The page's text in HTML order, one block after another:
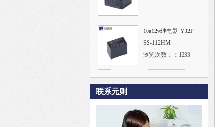
10a12v继电器-Y32F-
SS-112HM
浏览次数：
： 1233
联系元则